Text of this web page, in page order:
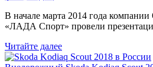
В начале марта 2014 года
«ЛАДА Спорт» провели
Читайте далее